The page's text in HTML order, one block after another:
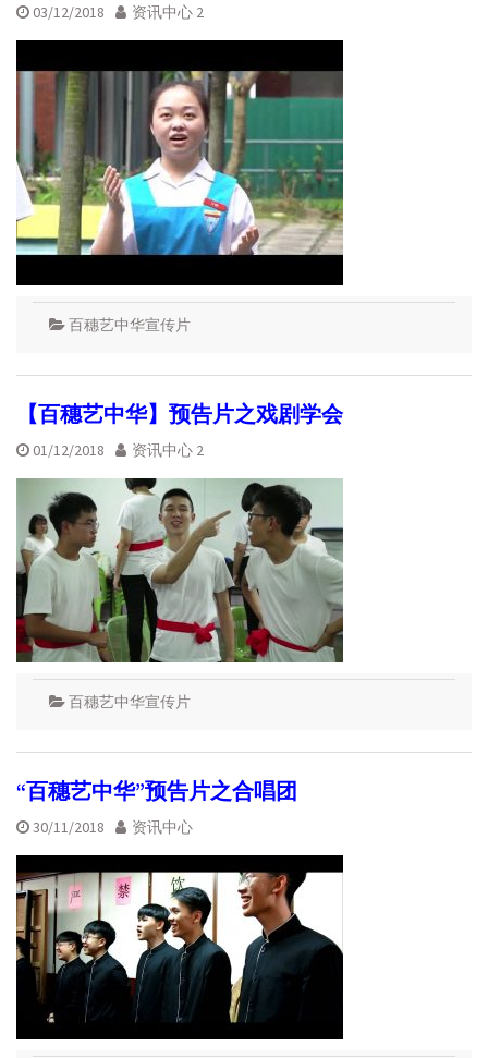
03/12/2018 资讯中心 2
百穗艺中华宣传片
【百穗艺中华】预告片之戏剧学会
01/12/2018 资讯中心 2
百穗艺中华宣传片
“百穗艺中华”预告片之合唱团
30/11/2018 资讯中心